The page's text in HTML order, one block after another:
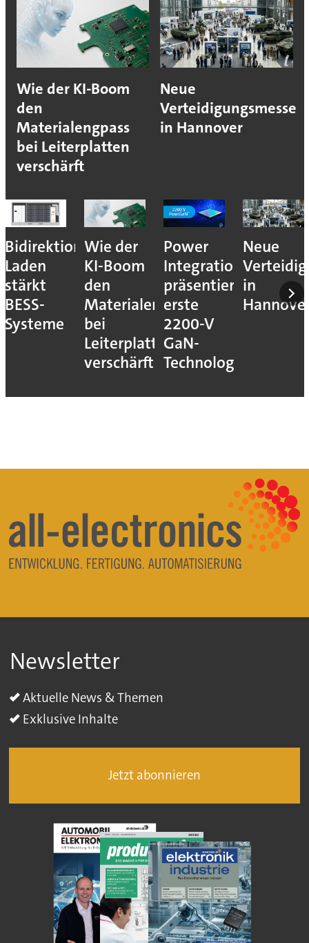
Wie der KI-Boom
den
Materialengpass
bei Leiterplatten
verschärft
Neue
Verteidigungsmesse
in Hannover
Bidirektionales
Laden
stärkt
BESS-
Systeme
Wie der
KI-Boom
den
Materialengpass
bei
Leiterplatten
verschärft
Power
Integrations
präsentiert
erste
2200-V
GaN-
Technologie
Neue
in
Newsletter
Aktuelle News & Themen
Exklusive Inhalte
Jetzt abonnieren